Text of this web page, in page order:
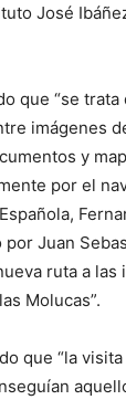
José
que “se
imágenes
y
por el
Juan
ruta a las
Molucas”.
que “la